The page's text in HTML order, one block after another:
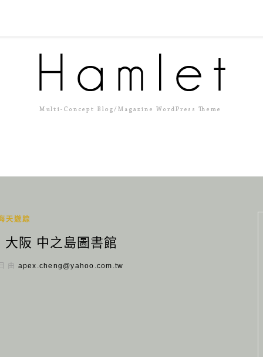
天遊踪
阪 中之島圖書館
由 apex.cheng@yahoo.com.tw